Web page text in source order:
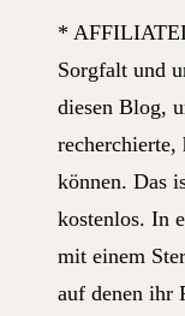
*
Sorgfalt und
diesen Blog,
können. Das
kostenlos. In
mit einem
auf denen ihr